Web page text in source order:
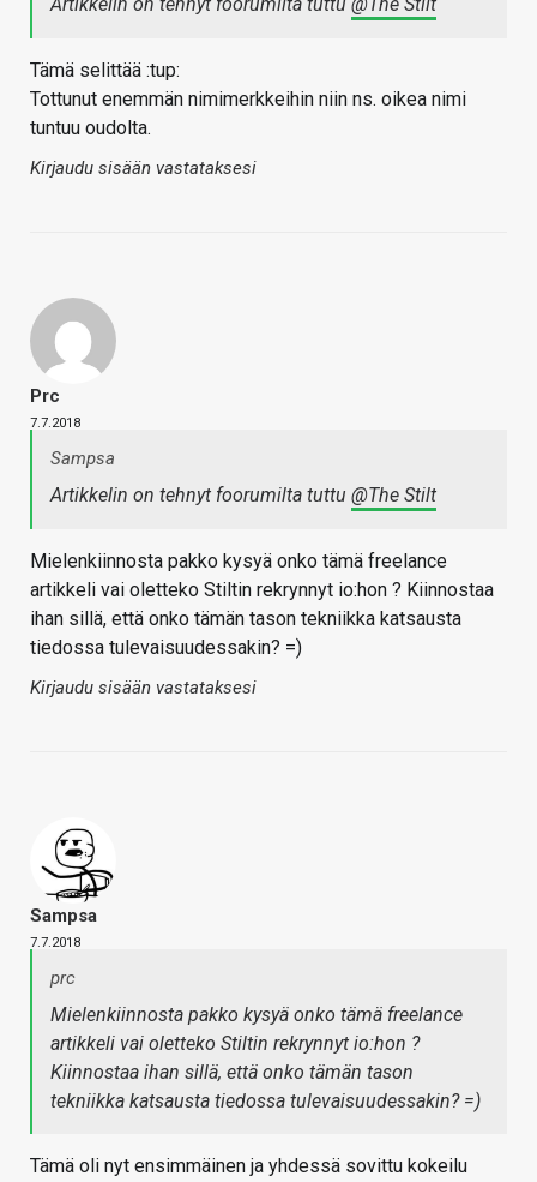
Tämä selittää :tup:
Tottunut enemmän nimimerkkeihin niin ns. oikea nimi
tuntuu oudolta.
Kirjaudu sisään vastataksesi
Prc
7.7.2018
Sampsa
Artikkelin on tehnyt foorumilta tuttu @The Stilt
Mielenkiinnosta pakko kysyä onko tämä freelance
artikkeli vai oletteko Stiltin rekrynnyt io:hon ? Kiinnostaa
ihan sillä, että onko tämän tason tekniikka katsausta
tiedossa tulevaisuudessakin? =)
Kirjaudu sisään vastataksesi
Sampsa
7.7.2018
prc
Mielenkiinnosta pakko kysyä onko tämä freelance
artikkeli vai oletteko Stiltin rekrynnyt io:hon ?
Kiinnostaa ihan sillä, että onko tämän tason
tekniikka katsausta tiedossa tulevaisuudessakin? =)
Tämä oli nyt ensimmäinen ja yhdessä sovittu kokeilu